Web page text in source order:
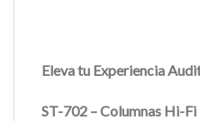
Eleva tu Experiencia
ST-702 – Columnas Hi-Fi